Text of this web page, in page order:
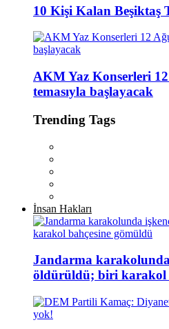
10 Kişi Kalan Beşiktaş
AKM Yaz Konserleri 12
temasıyla başlayacak
Trending Tags
İnsan Hakları
Jandarma
öldürüldü; biri karakol